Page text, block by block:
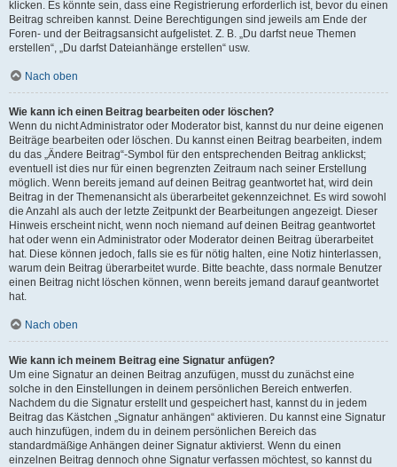
klicken. Es könnte sein, dass eine Registrierung erforderlich ist, bevor du einen
Beitrag schreiben kannst. Deine Berechtigungen sind jeweils am Ende der
Foren- und der Beitragsansicht aufgelistet. Z. B. „Du darfst neue Themen
erstellen“, „Du darfst Dateianhänge erstellen“ usw.
Nach oben
Wie kann ich einen Beitrag bearbeiten oder löschen?
Wenn du nicht Administrator oder Moderator bist, kannst du nur deine eigenen
Beiträge bearbeiten oder löschen. Du kannst einen Beitrag bearbeiten, indem
du das „Ändere Beitrag“-Symbol für den entsprechenden Beitrag anklickst;
eventuell ist dies nur für einen begrenzten Zeitraum nach seiner Erstellung
möglich. Wenn bereits jemand auf deinen Beitrag geantwortet hat, wird dein
Beitrag in der Themenansicht als überarbeitet gekennzeichnet. Es wird sowohl
die Anzahl als auch der letzte Zeitpunkt der Bearbeitungen angezeigt. Dieser
Hinweis erscheint nicht, wenn noch niemand auf deinen Beitrag geantwortet
hat oder wenn ein Administrator oder Moderator deinen Beitrag überarbeitet
hat. Diese können jedoch, falls sie es für nötig halten, eine Notiz hinterlassen,
warum dein Beitrag überarbeitet wurde. Bitte beachte, dass normale Benutzer
einen Beitrag nicht löschen können, wenn bereits jemand darauf geantwortet
hat.
Nach oben
Wie kann ich meinem Beitrag eine Signatur anfügen?
Um eine Signatur an deinen Beitrag anzufügen, musst du zunächst eine
solche in den Einstellungen in deinem persönlichen Bereich entwerfen.
Nachdem du die Signatur erstellt und gespeichert hast, kannst du in jedem
Beitrag das Kästchen „Signatur anhängen“ aktivieren. Du kannst eine Signatur
auch hinzufügen, indem du in deinem persönlichen Bereich das
standardmäßige Anhängen deiner Signatur aktivierst. Wenn du einen
einzelnen Beitrag dennoch ohne Signatur verfassen möchtest, so kannst du